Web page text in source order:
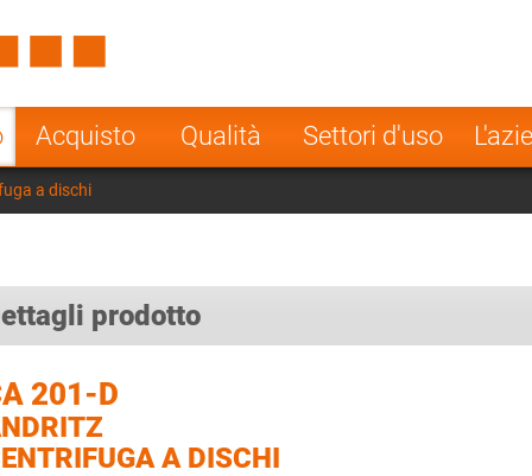
Acquisto Qualità Settori d'uso
Poland
Norway
a dischi
prodotto
201-D
A DISCHI